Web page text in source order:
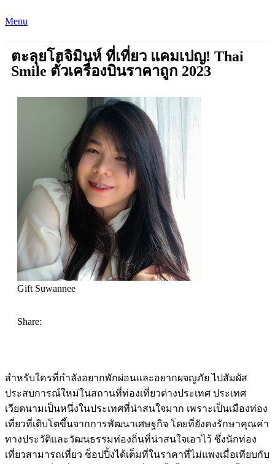
Menu
ตะลุยโฮจิมินห์ ที่เที่ยว แคมเปญ! Thai
Smile ตั๋วเครื่องบินราคาถูก 2023
Gift Suwannee
Share:
สำหรับใครที่กำลังอยากพักผ่อนและอยากผจญภัย ไปสัมผัส
ประสบการณ์ใหม่ในสถานที่ท่องเที่ยวต่างประเทศ ประเทศ
เวียดนามเป็นหนึ่งในประเทศที่น่าสนใจมาก เพราะเป็นเมืองท่อง
เที่ยวที่เติบโตขึ้นจากการพัฒนาเศษฐกิจ โดยที่ยังคงรักษาคุณค่า
ทางประวัติและวัฒนธรรมท่องถิ่นที่น่าสนใจเอาไว้ ซึ่งนักท่อง
เที่ยวสามารถเที่ยว ช็อปปิ้งได้เต็มที่ในราคาที่ไม่แพงเมื่อเทียบกับ